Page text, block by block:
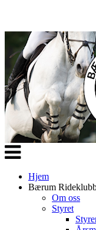
Veksle
navigasjon
Hjem
Bærum
Om oss
Styret